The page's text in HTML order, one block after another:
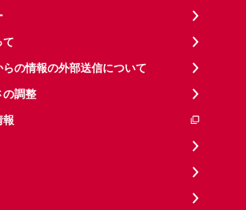
て
の情報の外部送信について
の調整
報